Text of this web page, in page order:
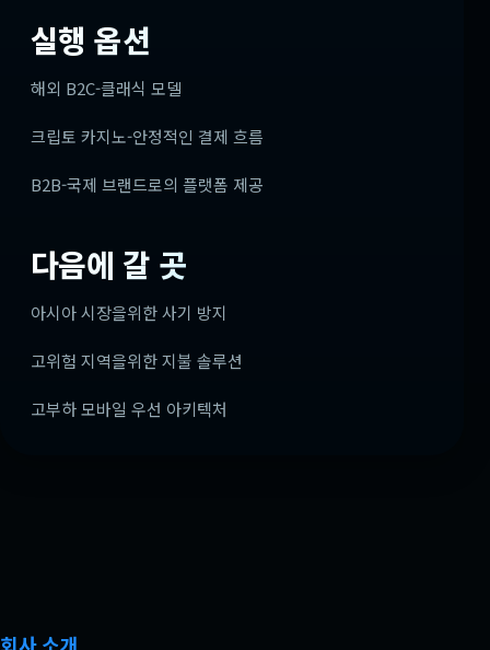
실행 옵션
해외 B2C-클래식 모델
크립토 카지노-안정적인 결제 흐름
B2B-국제 브랜드로의 플랫폼 제공
다음에 갈 곳
아시아 시장을위한 사기 방지
고위험 지역을위한 지불 솔루션
고부하 모바일 우선 아키텍처